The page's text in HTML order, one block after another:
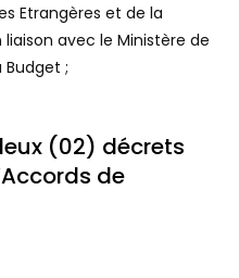
Etrangères et de la
avec le Ministère de
Budget ;
(02) décrets
de